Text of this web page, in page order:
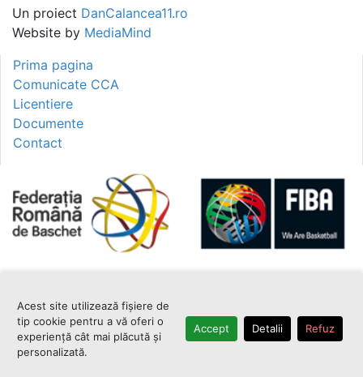
Un proiect DanCalancea11.ro
Website by MediaMind
Prima pagina
Comunicate CCA
Licentiere
Documente
Contact
Acest site utilizează fișiere de
tip cookie pentru a vă oferi o
experiență cât mai plăcută și
personalizată.
Accept Detalii Refuz